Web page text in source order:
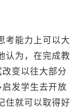
能力上可以大
认为，在完成教
变以往大部分
发学生去开放
住就可以取得好